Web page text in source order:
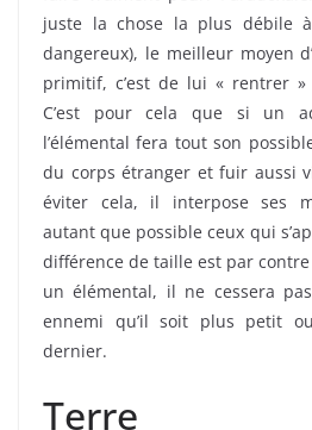
juste la chose la plus débile
dangereux), le meilleur moyen
primitif, c’est de lui « rentrer
C’est pour cela que si un
l’élémental fera tout son
du corps étranger et fuir aussi
éviter cela, il interpose ses
autant que possible ceux qui
différence de taille est par
un élémental, il ne cessera
ennemi qu’il soit plus petit
dernier.
Terre